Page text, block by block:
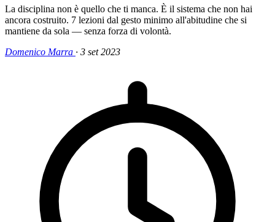
La disciplina non è quello che ti manca. È il sistema che non hai
ancora costruito. 7 lezioni dal gesto minimo all'abitudine che si
mantiene da sola — senza forza di volontà.
Domenico Marra · 3 set 2023